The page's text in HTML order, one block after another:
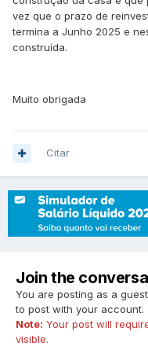
vez que o prazo de
termina a Junho 2025 e
construída.
Muito obrigada
Citar
Join the
You are posting as a
to post with your account.
Note: Your post will
visible.